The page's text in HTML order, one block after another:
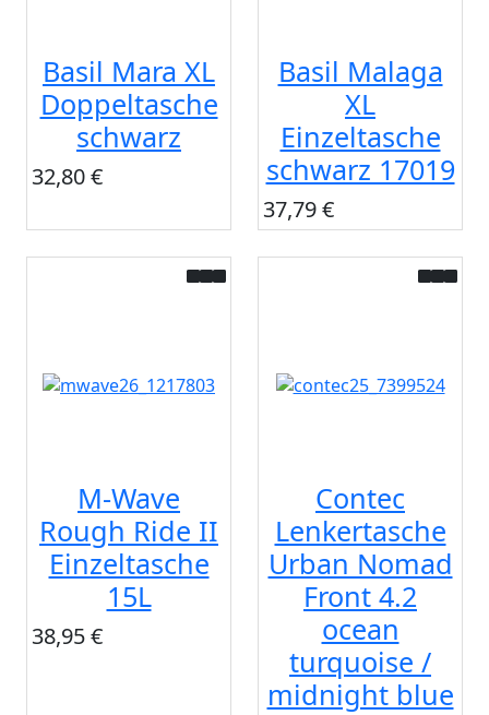
Basil Mara XL
Doppeltasche
schwarz
32,80 €
Basil Malaga
XL
Einzeltasche
schwarz 17019
37,79 €
M-Wave
Rough Ride II
Einzeltasche
15L
38,95 €
Contec
Lenkertasche
Urban Nomad
Front 4.2
ocean
turquoise /
midnight blue